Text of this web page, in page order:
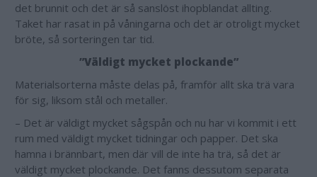
det brunnit och det är så sanslöst ihopblandat allting.
Taket har rasat in på våningarna och det är otroligt mycket
bröte, så sorteringen tar tid.
”Väldigt mycket plockande”
Materialsorterna måste delas på, framför allt ska trä vara
för sig, liksom stål och metaller.
– Det är väldigt mycket sågspån och nu har vi kommit i ett
rum med väldigt mycket tidningar och papper. Det ska
hamna i brännbart, men där vill de inte ha trä, så det är
väldigt mycket plockande. Det fanns dessutom separata